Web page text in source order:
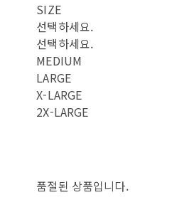
SIZE
선택하세요.
선택하세요.
MEDIUM
LARGE
X-LARGE
2X-LARGE
품절된 상품입니다.